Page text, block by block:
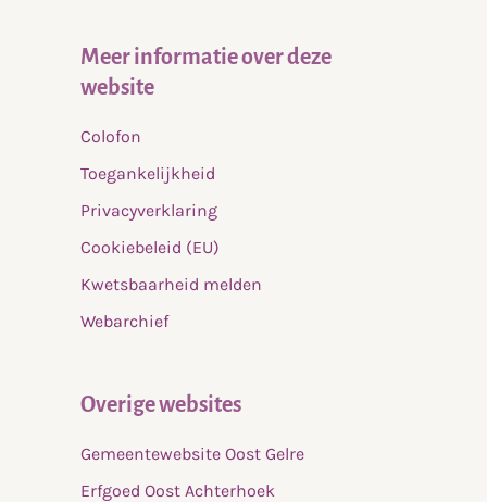
Meer informatie over deze
website
Colofon
Toegankelijkheid
Privacyverklaring
Cookiebeleid (EU)
Kwetsbaarheid melden
Webarchief
Overige websites
Gemeentewebsite Oost Gelre
Erfgoed Oost Achterhoek